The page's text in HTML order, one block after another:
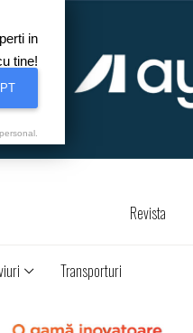
Revista
Transporturi
in
tine!